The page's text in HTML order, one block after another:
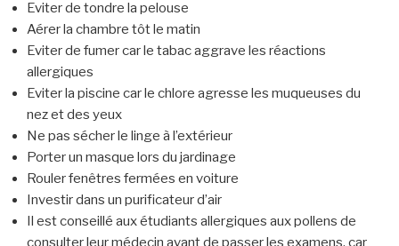
Eviter de tondre la pelouse
Aérer la chambre tôt le matin
Eviter de fumer car le tabac aggrave les réactions
allergiques
Eviter la piscine car le chlore agresse les muqueuses du
nez et des yeux
Ne pas sécher le linge à l’extérieur
Porter un masque lors du jardinage
Rouler fenêtres fermées en voiture
Investir dans un purificateur d’air
Il est conseillé aux étudiants allergiques aux pollens de
consulter leur médecin avant de passer les examens, car